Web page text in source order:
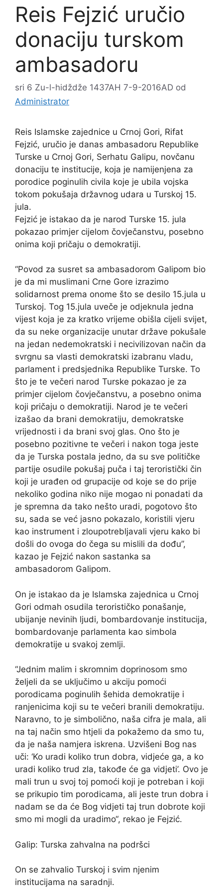
Reis Fejzić uručio
donaciju turskom
ambasadoru
sri 6 Zu-l-hidždže 1437AH 7-9-2016AD od
Administrator
Reis Islamske zajednice u Crnoj Gori, Rifat
Fejzić, uručio je danas ambasadoru Republike
Turske u Crnoj Gori, Serhatu Galipu, novčanu
donaciju te institucije, koja je namijenjena za
porodice poginulih civila koje je ubila vojska
tokom pokušaja državnog udara u Turskoj 15.
jula.
Fejzić je istakao da je narod Turske 15. jula
pokazao primjer cijelom čovječanstvu, posebno
onima koji pričaju o demokratiji.
“Povod za susret sa ambasadorom Galipom bio
je da mi muslimani Crne Gore izrazimo
solidarnost prema onome što se desilo 15.jula u
Turskoj. Tog 15.jula uveče je odjeknula jedna
vijest koja je za kratko vrijeme obišla cijeli svijet,
da su neke organizacije unutar države pokušale
na jedan nedemokratski i necivilizovan način da
svrgnu sa vlasti demokratski izabranu vladu,
parlament i predsjednika Republike Turske. To
što je te večeri narod Turske pokazao je za
primjer cijelom čovječanstvu, a posebno onima
koji pričaju o demokratiji. Narod je te večeri
izašao da brani demokratiju, demokratske
vrijednosti i da brani svoj glas. Ono što je
posebno pozitivne te večeri i nakon toga jeste
da je Turska postala jedno, da su sve političke
partije osudile pokušaj puča i taj teroristički čin
koji je urađen od grupacije od koje se do prije
nekoliko godina niko nije mogao ni ponadati da
je spremna da tako nešto uradi, pogotovo što
su, sada se već jasno pokazalo, koristili vjeru
kao instrument i zloupotrebljavali vjeru kako bi
došli do ovoga do čega su mislili da dođu”,
kazao je Fejzić nakon sastanka sa
ambasadorom Galipom.
On je istakao da je Islamska zajednica u Crnoj
Gori odmah osudila terorističko ponašanje,
ubijanje nevinih ljudi, bombardovanje institucija,
bombardovanje parlamenta kao simbola
demokratije u svakoj zemlji.
“Jednim malim i skromnim doprinosom smo
željeli da se uključimo u akciju pomoći
porodicama poginulih šehida demokratije i
ranjenicima koji su te večeri branili demokratiju.
Naravno, to je simbolično, naša cifra je mala, ali
na taj način smo htjeli da pokažemo da smo tu,
da je naša namjera iskrena. Uzvišeni Bog nas
uči: ‘Ko uradi koliko trun dobra, vidjeće ga, a ko
uradi koliko trud zla, takođe će ga vidjeti’. Ovo je
mali trun u svoj toj pomoći koji je potreban i koji
se prikupio tim porodicama, ali jeste trun dobra i
nadam se da će Bog vidjeti taj trun dobrote koji
smo mi mogli da uradimo“, rekao je Fejzić.
Galip: Turska zahvalna na podršci
On se zahvalio Turskoj i svim njenim
institucijama na saradnji.